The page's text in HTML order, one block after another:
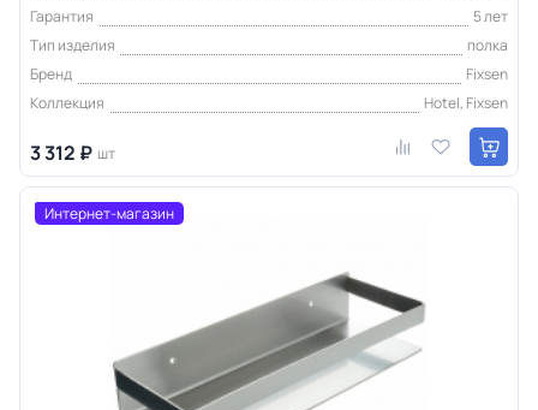
Гарантия
5 лет
Тип изделия
полка
Бренд
Fixsen
Коллекция
Hotel, Fixsen
3 312 ₽ шт
Интернет-магазин